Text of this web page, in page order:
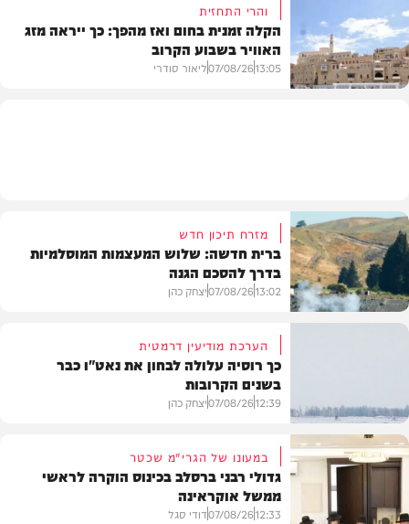
פוליטי
והרי התחזית
הקלה זמנית בחום ואז מהפך: כך ייראה מזג
האוויר בשבוע הקרוב
13:05
07/08/26ליאור סודרי
מזרח תיכון חדש
ברית חדשה: שלוש המעצמות המוסלמיות
בדרך להסכם הגנה
13:02
07/08/26יצחק כהן
הערכת מודיעין דרמטית
כך רוסיה עלולה לבחון את נאט"ו כבר
בשנים הקרובות
12:39
07/08/26יצחק כהן
במעונו של הגרי"מ שכטר
גדולי רבני ברסלב בכינוס הוקרה לראשי
ממשל אוקראינה
12:33
07/08/26דודי סגל